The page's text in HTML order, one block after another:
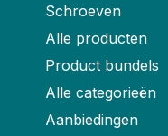
Schroeven
Alle producten
Product bundels
Alle categorieën
Aanbiedingen